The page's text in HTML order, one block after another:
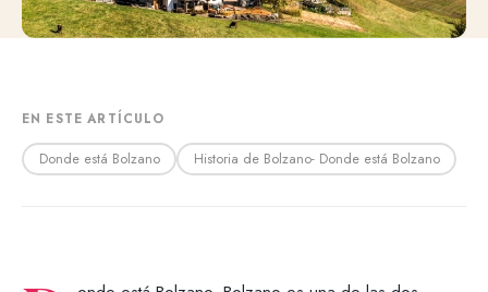
EN ESTE ARTÍCULO
Donde está Bolzano Historia de Bolzano- Donde está Bolzano